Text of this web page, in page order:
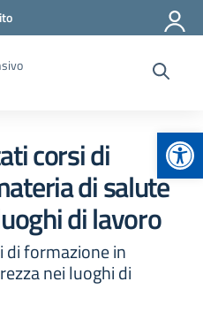
corsi di
di salute
di lavoro
di formazione in
nei luoghi di